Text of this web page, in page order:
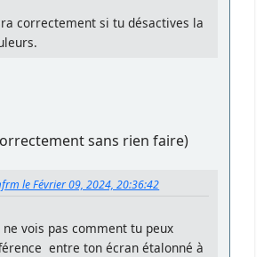
correctement si tu désactives la
sans rien faire)
le Février 09, 2024, 20:36:42
vois pas comment tu peux
entre ton écran étalonné à